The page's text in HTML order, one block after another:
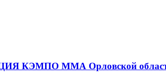
КЭМПО ММА Орловской